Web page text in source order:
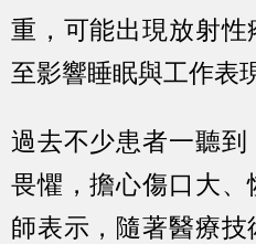
重，可能出現放射
至影響睡眠與工作表
過去不少患者一聽
畏懼，擔心傷口大
師表示，隨著醫療